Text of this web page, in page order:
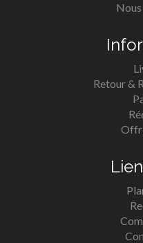
Retour &